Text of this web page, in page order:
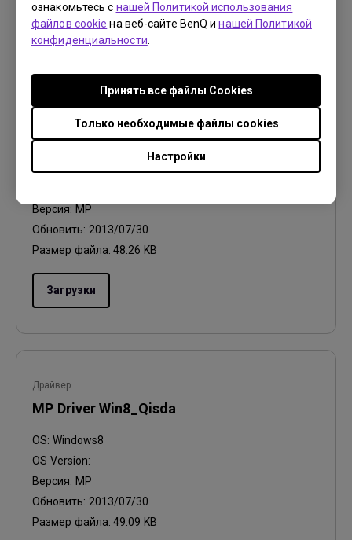
ознакомьтесь с нашей Политикой использования
файлов cookie на веб-сайте BenQ инашей Политикой
конфиденциальности
Настройки
Только необходимые файлы cookies
Принять все файлы Сookies
Загрузки
Драйвер
MP Driver_Qisda
OS:
Версия: MP
Обновить: 2013/07/30
Размер файла: 48.26 KB
Загрузки
Драйвер
MP Driver Win8_Qisda
OS: Windows8
OS Version:
Версия: MP
Обновить: 2013/07/30
Размер файла: 49.09 KB